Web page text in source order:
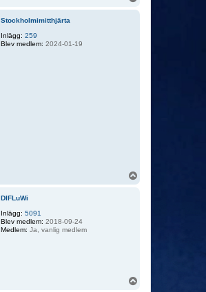
Stockholmimitthjärta
Inlägg: 259
Blev medlem: 2024-01-19
DIFLuWi
Inlägg: 5091
Blev medlem: 2018-09-24
Medlem: Ja, vanlig medlem